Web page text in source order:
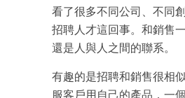
看了很多不同公司、不同
招聘人才這回事。和銷售
還是人與人之間的聯系。
有趣的是招聘和銷售很相
服客戶用自己的產品，一